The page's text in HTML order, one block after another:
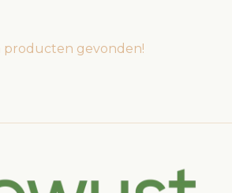
producten gevonden!